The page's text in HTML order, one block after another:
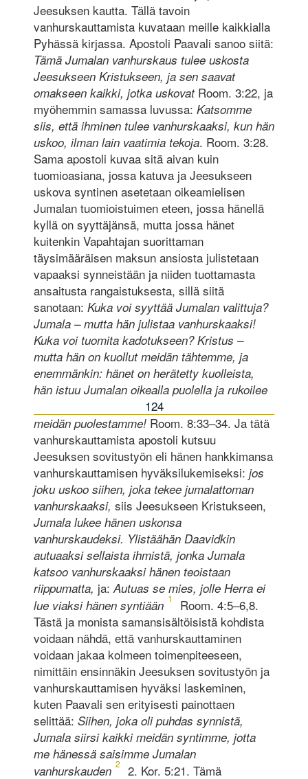
Jeesuksen kautta. Tällä tavoin
vanhurskauttamista kuvataan meille kaikkialla
Pyhässä kirjassa. Apostoli Paavali sanoo siitä:
Tämä Jumalan vanhurskaus tulee uskosta
Jeesukseen Kristukseen, ja sen saavat
omakseen kaikki, jotka uskovatRoom. 3:22, ja
myöhemmin samassa luvussa: Katsomme
siis, että ihminen tulee vanhurskaaksi, kun hän
uskoo, ilman lain vaatimia tekoja. Room. 3:28.
Sama apostoli kuvaa sitä aivan kuin
tuomioasiana, jossa katuva ja Jeesukseen
uskova syntinen asetetaan oikeamielisen
Jumalan tuomioistuimen eteen, jossa hänellä
kyllä on syyttäjänsä, mutta jossa hänet
kuitenkin Vapahtajan suorittaman
täysimääräisen maksun ansiosta julistetaan
vapaaksi synneistään ja niiden tuottamasta
ansaitusta rangaistuksesta, sillä siitä
sanotaan: Kuka voi syyttää Jumalan valittuja?
Jumala – mutta hän julistaa vanhurskaaksi!
Kuka voi tuomita kadotukseen? Kristus –
mutta hän on kuollut meidän tähtemme, ja
enemmänkin: hänet on herätetty kuolleista,
hän istuu Jumalan oikealla puolella ja rukoilee
124
meidän puolestamme!Room. 8:33–34. Ja tätä
vanhurskauttamista apostoli kutsuu
Jeesuksen sovitustyön eli hänen hankkimansa
vanhurskauttamisen hyväksilukemiseksi: jos
joku uskoo siihen, joka tekee jumalattoman
vanhurskaaksi, siis Jeesukseen Kristukseen,
Jumala lukee hänen uskonsa
vanhurskaudeksi. Ylistäähän Daavidkin
autuaaksi sellaista ihmistä, jonka Jumala
katsoo vanhurskaaksi hänen teoistaan
riippumatta, ja: Autuas se mies, jolle Herra ei
lue viaksi hänen syntiään 1
Room. 4:5–6,8.
Tästä ja monista samansisältöisistä kohdista
voidaan nähdä, että vanhurskauttaminen
voidaan jakaa kolmeen toimenpiteeseen,
nimittäin ensinnäkin Jeesuksen sovitustyön ja
vanhurskauttamisen hyväksi laskeminen,
kuten Paavali sen erityisesti painottaen
selittää: Siihen, joka oli puhdas synnistä,
Jumala siirsi kaikki meidän syntimme, jotta
me hänessä saisimme Jumalan
vanhurskauden 2
2. Kor. 5:21. Tämä